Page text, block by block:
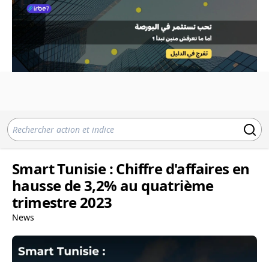
Smart Tunisie : Chiffre d'affaires en
hausse de 3,2% au quatrième
trimestre 2023
News